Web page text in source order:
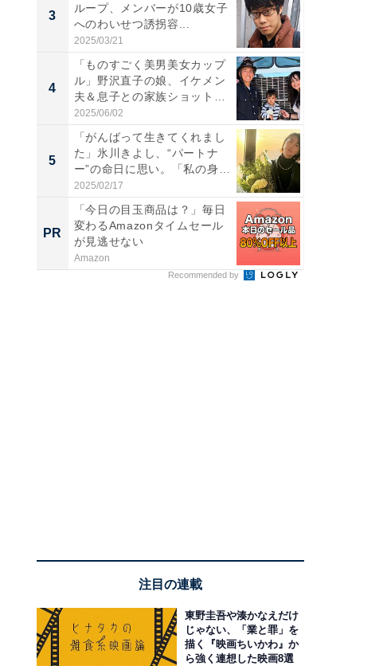
3
ループ、メンバーが10歳女子
へのわいせつ誘拐容...
2025/03/21
4
「ものすごく美男美女カップ
ル」野沢直子の娘、イケメン
夫＆息子との家族ショット！
...
2025/06/02
5
「がんばって生きてくれまし
た」氷川きよし、“パートナ
ー”の命日に思い。「私の身
体...
2025/02/17
PR
「今日の目玉商品は？」毎日
変わるAmazonタイムセール
が見逃せない
Amazon
Recommended by
注目の連載
東野圭吾や湊かなえだけ
じゃない、「業と罪」を
描く『映画ちいかわ』か
ら強く連想した映画8選